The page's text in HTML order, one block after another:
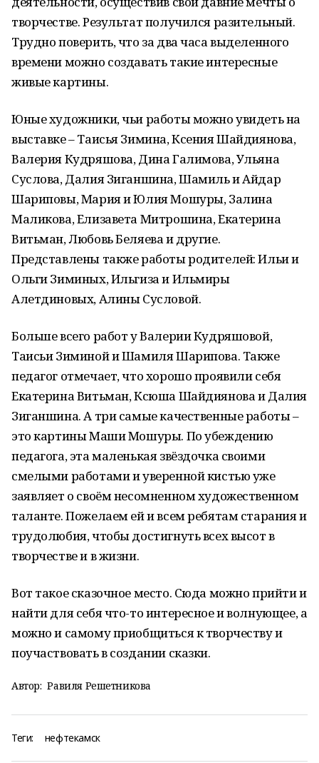
творчестве. Результат получился разительный.
Трудно поверить, что за два часа выделенного
времени можно создавать такие интересные
живые картины.
Юные художники, чьи работы можно увидеть на
выставке – Таисья Зимина, Ксения Шайдиянова,
Валерия Кудряшова, Дина Галимова, Ульяна
Суслова, Далия Зиганшина, Шамиль и Айдар
Шариповы, Мария и Юлия Мошуры, Залина
Маликова, Елизавета Митрошина, Екатерина
Витьман, Любовь Беляева и другие.
Представлены также работы родителей: Ильи и
Ольги Зиминых, Ильгиза и Ильмиры
Алетдиновых, Алины Сусловой.
Больше всего работ у Валерии Кудряшовой,
Таисьи Зиминой и Шамиля Шарипова. Также
педагог отмечает, что хорошо проявили себя
Екатерина Витьман, Ксюша Шайдиянова и Далия
Зиганшина. А три самые качественные работы –
это картины Маши Мошуры. По убеждению
педагога, эта маленькая звёздочка своими
смелыми работами и уверенной кистью уже
заявляет о своём несомненном художественном
таланте. Пожелаем ей и всем ребятам старания и
трудолюбия, чтобы достигнуть всех высот в
творчестве и в жизни.
Вот такое сказочное место. Сюда можно прийти и
найти для себя что-то интересное и волнующее, а
можно и самому приобщиться к творчеству и
поучаствовать в создании сказки.
Автор: Равиля Решетникова
Теги: нефтекамск